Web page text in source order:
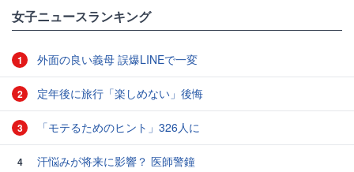
女子ニュースランキング
1 外面の良い義母 誤爆LINEで一変
2 定年後に旅行「楽しめない」後悔
3 「モテるためのヒント」326人に
4 汗悩みが将来に影響？ 医師警鐘